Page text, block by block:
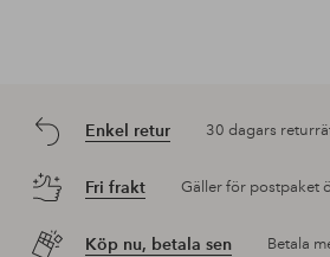
Enkel retur 30 dagars
Fri frakt Gäller för postpaket
Köp nu, betala sen Betala